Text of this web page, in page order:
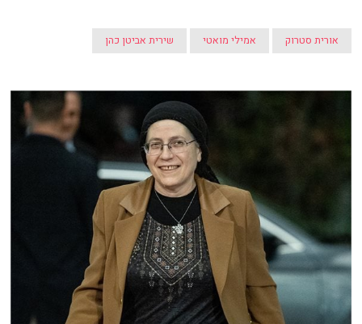
אורית סטרוק אמילי מואטי שירית אביטן כהן